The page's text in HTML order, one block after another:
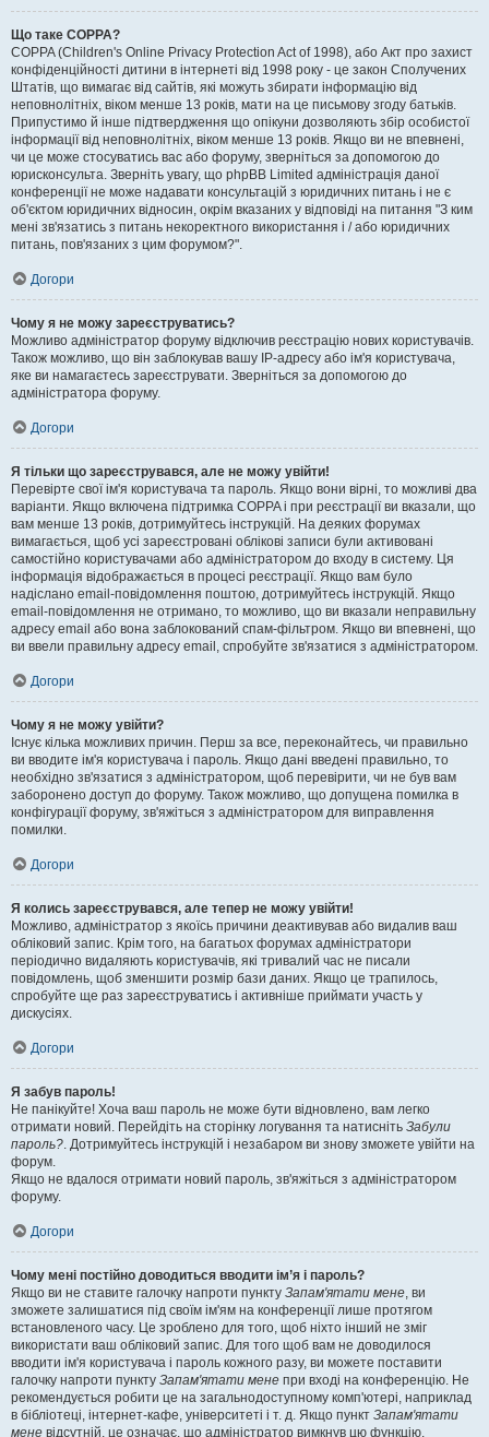
Що таке COPPA?
COPPA (Children's Online Privacy Protection Act of 1998), або Акт про захист
конфіденційності дитини в інтернеті від 1998 року - це закон Сполучених
Штатів, що вимагає від сайтів, які можуть збирати інформацію від
неповнолітніх, віком менше 13 років, мати на це письмову згоду батьків.
Припустимо й інше підтвердження що опікуни дозволяють збір особистої
інформації від неповнолітніх, віком менше 13 років. Якщо ви не впевнені,
чи це може стосуватись вас або форуму, зверніться за допомогою до
юрисконсульта. Зверніть увагу, що phpBB Limited адміністрація даної
конференції не може надавати консультацій з юридичних питань і не є
об'єктом юридичних відносин, окрім вказаних у відповіді на питання "З ким
мені зв'язатись з питань некоректного використання і / або юридичних
питань, пов'язаних з цим форумом?".
Догори
Чому я не можу зареєструватись?
Можливо адміністратор форуму відключив реєстрацію нових користувачів.
Також можливо, що він заблокував вашу IP-адресу або ім'я користувача,
яке ви намагаєтесь зареєструвати. Зверніться за допомогою до
адміністратора форуму.
Догори
Я тільки що зареєструвався, але не можу увійти!
Перевірте свої ім'я користувача та пароль. Якщо вони вірні, то можливі два
варіанти. Якщо включена підтримка COPPA і при реєстрації ви вказали, що
вам менше 13 років, дотримуйтесь інструкцій. На деяких форумах
вимагається, щоб усі зареєстровані облікові записи були активовані
самостійно користувачами або адміністратором до входу в систему. Ця
інформація відображається в процесі реєстрації. Якщо вам було
надіслано email-повідомлення поштою, дотримуйтесь інструкцій. Якщо
email-повідомлення не отримано, то можливо, що ви вказали неправильну
адресу email або вона заблокований спам-фільтром. Якщо ви впевнені, що
ви ввели правильну адресу email, спробуйте зв'язатися з адміністратором.
Догори
Чому я не можу увійти?
Існує кілька можливих причин. Перш за все, переконайтесь, чи правильно
ви вводите ім'я користувача і пароль. Якщо дані введені правильно, то
необхідно зв'язатися з адміністратором, щоб перевірити, чи не був вам
заборонено доступ до форуму. Також можливо, що допущена помилка в
конфігурації форуму, зв'яжіться з адміністратором для виправлення
помилки.
Догори
Я колись зареєструвався, але тепер не можу увійти!
Можливо, адміністратор з якоїсь причини деактивував або видалив ваш
обліковий запис. Крім того, на багатьох форумах адміністратори
періодично видаляють користувачів, які тривалий час не писали
повідомлень, щоб зменшити розмір бази даних. Якщо це трапилось,
спробуйте ще раз зареєструватись і активніше приймати участь у
дискусіях.
Догори
Я забув пароль!
Не панікуйте! Хоча ваш пароль не може бути відновлено, вам легко
отримати новий. Перейдіть на сторінку логування та натисніть Забули
пароль?. Дотримуйтесь інструкцій і незабаром ви знову зможете увійти на
форум.
Якщо не вдалося отримати новий пароль, зв'яжіться з адміністратором
форуму.
Догори
Чому мені постійно доводиться вводити ім’я і пароль?
Якщо ви не ставите галочку напроти пункту Запам'ятати мене, ви
зможете залишатися під своїм ім'ям на конференції лише протягом
встановленого часу. Це зроблено для того, щоб ніхто інший не зміг
використати ваш обліковий запис. Для того щоб вам не доводилося
вводити ім'я користувача і пароль кожного разу, ви можете поставити
галочку напроти пункту Запам'ятати мене при вході на конференцію. Не
рекомендується робити це на загальнодоступному комп'ютері, наприклад
в бібліотеці, інтернет-кафе, університеті і т. д. Якщо пункт Запам'ятати
мене відсутній, це означає, що адміністратор вимкнув цю функцію.